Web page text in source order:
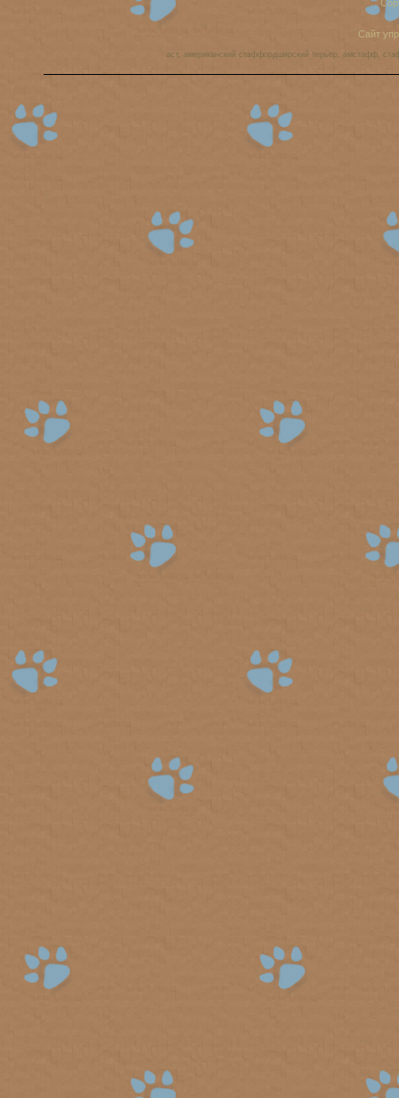
Сайт
аст, американский стаффордширский терьер, амстафф,